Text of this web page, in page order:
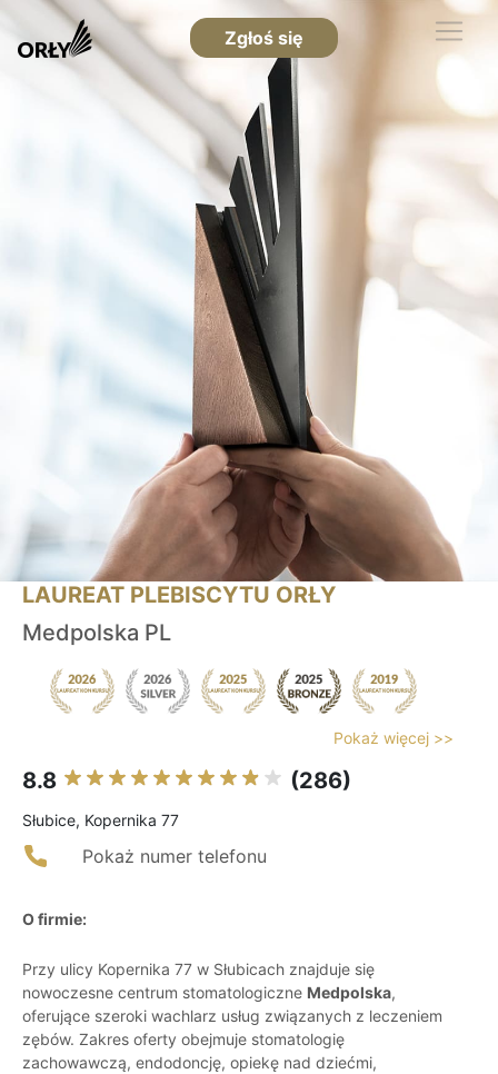
Zgłoś się
LAUREAT PLEBISCYTU ORŁY
Medpolska PL
Pokaż więcej >>
8.8 (286)
Słubice, Kopernika 77
Pokaż numer telefonu
O firmie:
Przy ulicy Kopernika 77 w Słubicach znajduje się
nowoczesne centrum stomatologiczne Medpolska,
oferujące szeroki wachlarz usług związanych z leczeniem
zębów. Zakres oferty obejmuje stomatologię
zachowawczą, endodoncję, opiekę nad dziećmi,